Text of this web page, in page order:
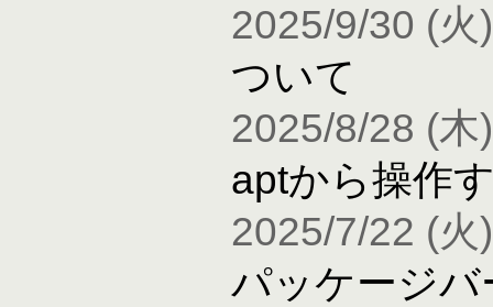
2025/9/30 (火
ついて
2025/8/28 (木
aptから操作
2025/7/22 (火
パッケージ